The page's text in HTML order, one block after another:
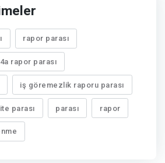
rapor parası
4a rapor parası
iş göremezlik raporu parası
parası parası rapor